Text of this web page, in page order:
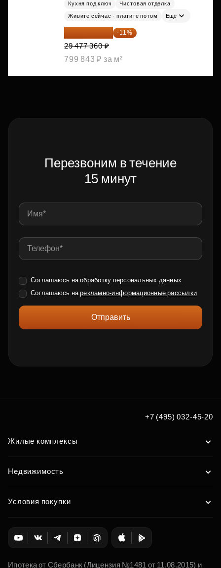
Кухня под ключ
Чистовая отделка
Живите сейчас - платите потом Ещё
26 234 850 ₽ -11%
29 477 360 ₽
799 843 ₽ за м²
Перезвоним в течение
15 минут
Соглашаюсь на обработку персональных данных
Соглашаюсь нарекламно-информационные рассылки
Отправить
+7 (495) 032-45-20
Жилые комплексы
Недвижимость
Условия покупки
Ипотека от Сбербанк (Лицензия №1481 от 11.08.2015) и